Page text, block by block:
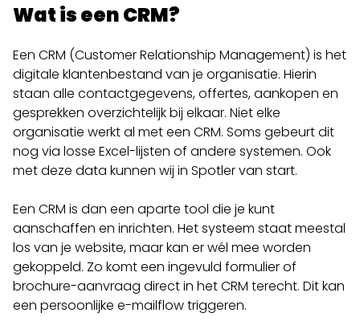
Wat is een CRM?
Een CRM (Customer Relationship Management) is het
digitale klantenbestand van je organisatie. Hierin
staan alle contactgegevens, offertes, aankopen en
gesprekken overzichtelijk bij elkaar. Niet elke
organisatie werkt al met een CRM. Soms gebeurt dit
nog via losse Excel-lijsten of andere systemen. Ook
met deze data kunnen wij in Spotler van start.
Een CRM is dan een aparte tool die je kunt
aanschaffen en inrichten. Het systeem staat meestal
los van je website, maar kan er wél mee worden
gekoppeld. Zo komt een ingevuld formulier of
brochure-aanvraag direct in het CRM terecht. Dit kan
een persoonlijke e-mailflow triggeren.